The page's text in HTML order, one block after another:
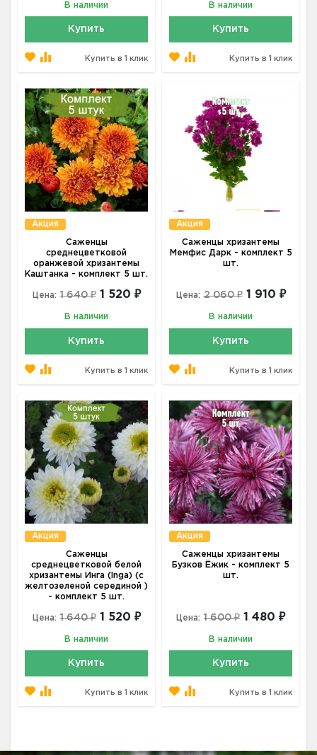
В наличии
Купить
Купить в 1 клик
В наличии
Купить
Купить в 1 клик
Акция
Саженцы
среднецветковой
оранжевой хризантемы
Каштанка - комплект 5 шт.
Цена: 1 640 ₽ 1 520 ₽
В наличии
Купить
Купить в 1 клик
Акция
Саженцы хризантемы
Мемфис Дарк - комплект 5
шт.
Цена: 2 060 ₽ 1 910 ₽
В наличии
Купить
Купить в 1 клик
Акция
Саженцы
среднецветковой белой
хризантемы Инга (Inga) (с
желтозеленой серединой )
- комплект 5 шт.
Цена: 1 640 ₽ 1 520 ₽
В наличии
Купить
Купить в 1 клик
Акция
Саженцы хризантемы
Бузков Ёжик - комплект 5
шт.
Цена: 1 600 ₽ 1 480 ₽
В наличии
Купить
Купить в 1 клик